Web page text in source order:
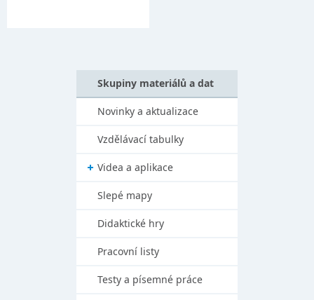
Skupiny materiálů a dat
Novinky a aktualizace
Vzdělávací tabulky
Videa a aplikace
Slepé mapy
Didaktické hry
Pracovní listy
Testy a písemné práce